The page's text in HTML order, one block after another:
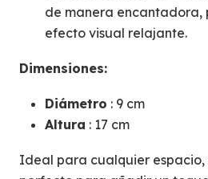
de manera encantadora,
efecto visual relajante.
Dimensiones:
Diámetro : 9 cm
Altura : 17 cm
Ideal para cualquier espacio,